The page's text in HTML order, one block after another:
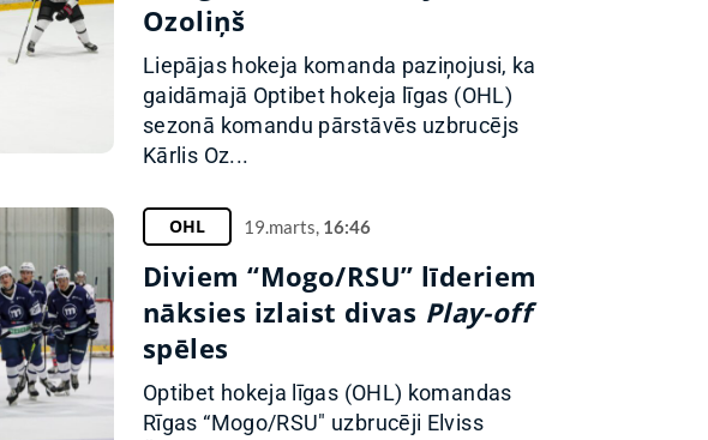
Ozoliņš
Liepājas hokeja komanda paziņojusi, ka
gaidāmajā Optibet hokeja līgas (OHL)
sezonā komandu pārstāvēs uzbrucējs
Kārlis Oz...
OHL 19.marts, 16:46
Diviem “Mogo/RSU” līderiem
nāksies izlaist divas Play-off
spēles
Optibet hokeja līgas (OHL) komandas
Rīgas “Mogo/RSU" uzbrucēji Elviss